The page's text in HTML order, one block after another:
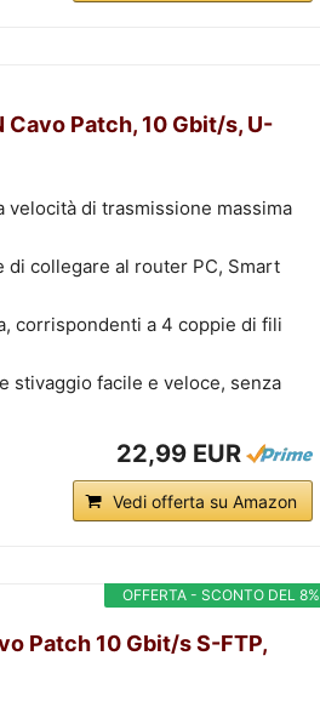
Cavo Patch, 10 Gbit/s, U-
velocità di trasmissione massima
collegare al router PC, Smart
corrispondenti a 4 coppie di fili
stivaggio facile e veloce, senza
22,99 EUR
Vedi offerta su Amazon
OFFERTA - SCONTO DEL 8%
Patch 10 Gbit/s S-FTP,